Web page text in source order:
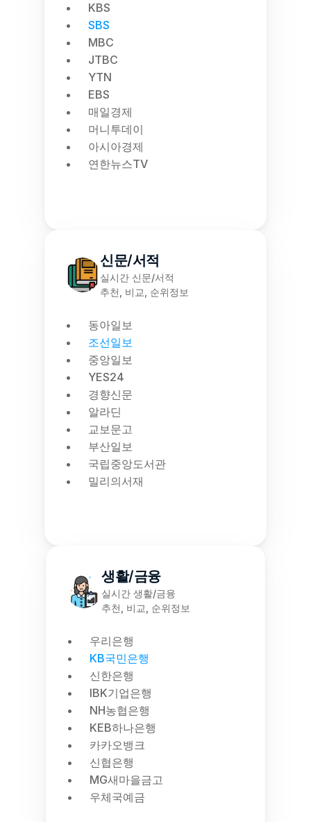
KBS
SBS
MBC
JTBC
YTN
EBS
매일경제
머니투데이
아시아경제
연한뉴스TV
신문/서적
실시간 신문/서적
추천, 비교, 순위정보
동아일보
조선일보
중앙일보
YES24
경향신문
알라딘
교보문고
부산일보
국립중앙도서관
밀리의서재
생활/금융
실시간 생활/금융
추천, 비교, 순위정보
우리은행
KB국민은행
신한은행
IBK기업은행
NH농협은행
KEB하나은행
카카오뱅크
신협은행
MG새마을금고
우체국예금